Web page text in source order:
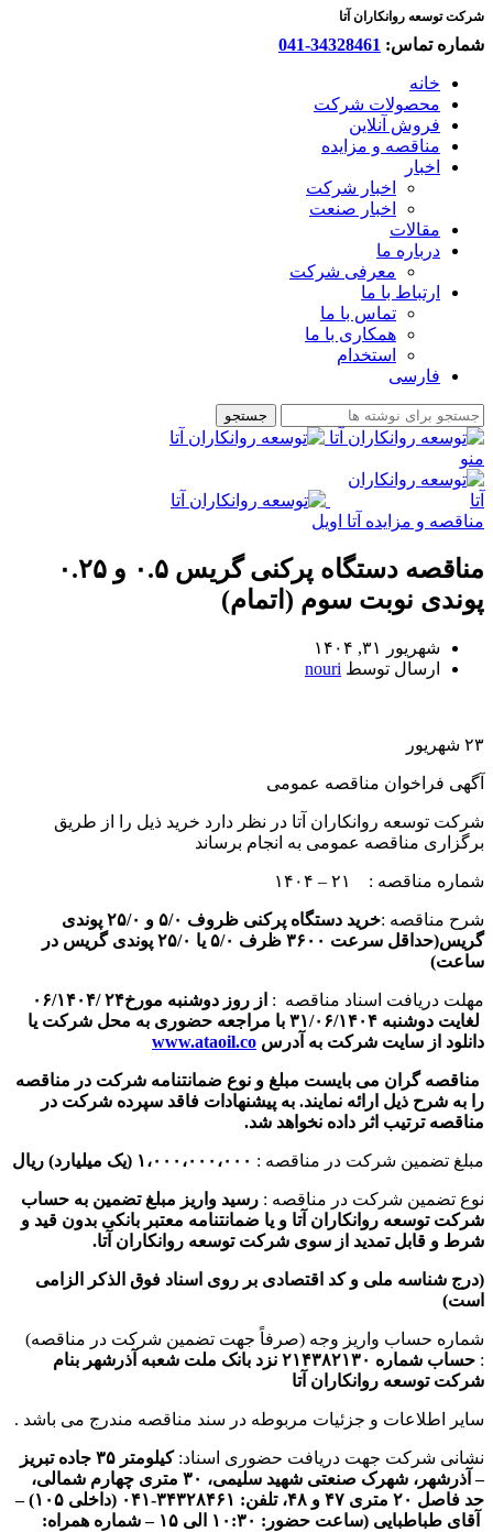
شرکت توسعه روانکاران آتا
شماره تماس: 34328461-041
خانه
محصولات شرکت
فروش آنلاین
مناقصه و مزایده
اخبار
اخبار شرکت
اخبار صنعت
مقالات
درباره ما
معرفی شرکت
ارتباط با ما
تماس با ما
همکاری با ما
استخدام
فارسی
جستجو
منو
مناقصه و مزایده آتا اویل
مناقصه دستگاه پرکنی گریس ۰.۵ و ۰.۲۵
پوندی نوبت سوم (اتمام)
شهریور ۳۱, ۱۴۰۴
ارسال توسط nouri
۲۳ شهریور
آگهی فراخوان مناقصه عمومی
شرکت توسعه روانکاران آتا در نظر دارد خرید ذیل را از طریق
برگزاری مناقصه عمومی به انجام برساند
شماره مناقصه : ۲۱ – ۱۴۰۴
شرح مناقصه :
خرید دستگاه پرکنی ظروف ۵/۰ و ۲۵/۰ پوندی
گریس(حداقل سرعت ۳۶۰۰ ظرف ۵/۰ یا ۲۵/۰ پوندی گریس در
ساعت)
مهلت دریافت اسناد مناقصه : از روز دوشنبه مورخ۲۴ /۰۶/۱۴۰۴
لغایت دوشنبه ۳۱/۰۶/۱۴۰۴ با مراجعه حضوری به محل شرکت یا
دانلود از سایت شرکت به آدرس www.ataoil.co
مناقصه گران می بایست مبلغ و نوع ضمانتنامه شرکت در مناقصه
را به شرح ذیل ارائه نمایند. به پیشنهادات فاقد سپرده شرکت در
مناقصه ترتیب اثر داده نخواهد شد.
مبلغ تضمین شرکت در مناقصه : ۱،۰۰۰،۰۰۰،۰۰۰ (یک میلیارد) ریال
نوع تضمین شرکت در مناقصه : رسید واریز مبلغ تضمین به حساب
شرکت توسعه روانکاران آتا و یا ضمانتنامه معتبر بانکی بدون قید و
شرط و قابل تمدید از سوی شرکت توسعه روانکاران آتا.
(درج شناسه ملی و کد اقتصادی بر روی اسناد فوق الذکر الزامی
است)
شماره حساب واریز وجه (صرفاً جهت تضمین شرکت در مناقصه)
:
حساب شماره ۲۱۴۳۸۲۱۳۰ نزد بانک ملت شعبه آذرشهر بنام
شرکت توسعه روانکاران آتا
سایر اطلاعات و جزئیات مربوطه در سند مناقصه مندرج می باشد .
نشانی شرکت جهت دریافت حضوری اسناد:کیلومتر ۳۵ جاده تبریز
–
آذرشهر، شهرک صنعتی شهید سلیمی، ۳۰ متری چهارم شمالی،
حد فاصل ۲۰ متری ۴۷ و ۴۸، تلفن: ۳۴۳۲۸۴۶۱-۰۴۱ (داخلی ۱۰۵)
–
آقای طباطبایی (ساعت حضور: ۱۰:۳۰ الی ۱۵
– شماره همراه: